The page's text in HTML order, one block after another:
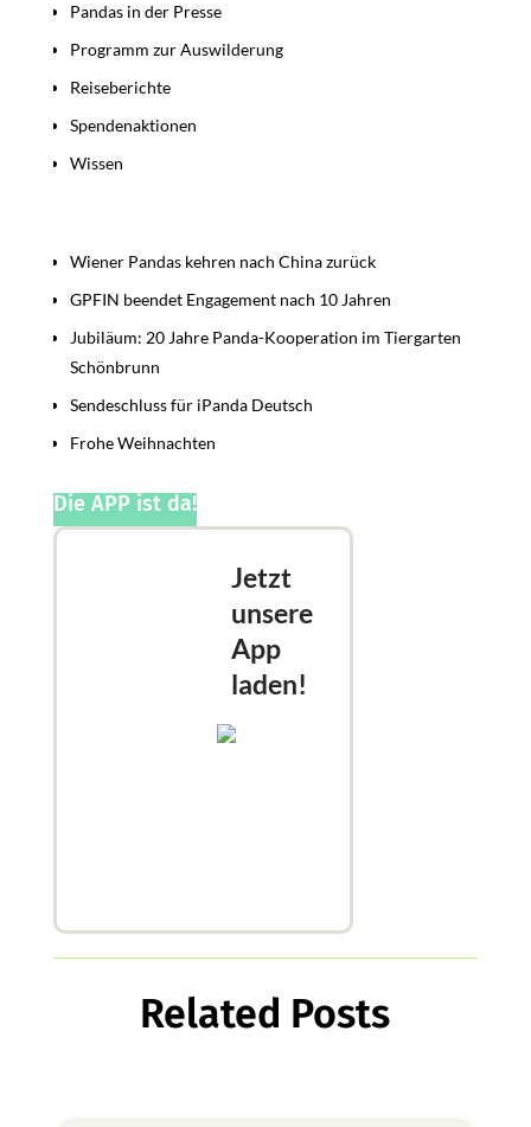
Pandas in der Presse
Programm zur Auswilderung
Reiseberichte
Spendenaktionen
Wissen
Wiener Pandas kehren nach China zurück
GPFIN beendet Engagement nach 10 Jahren
Jubiläum: 20 Jahre Panda-Kooperation im Tiergarten
Schönbrunn
Sendeschluss für iPanda Deutsch
Frohe Weihnachten
Die APP ist da!
Jetzt
unsere
App
laden!
Related Posts